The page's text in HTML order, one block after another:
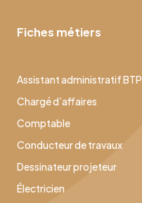
Fiches métiers
Assistant administratif BTP
Chargé d’affaires
Comptable
Conducteur de travaux
Dessinateur projeteur
Électricien